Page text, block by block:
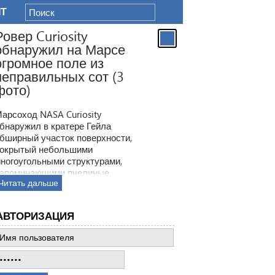
Curiosity
на Марсе
поле из
сот (3
NASA Curiosity
в кратере Гейла
участок поверхности,
небольшими
структурами,
пчелиные
Ранее ровер находил
все предыдущее такие
дальше